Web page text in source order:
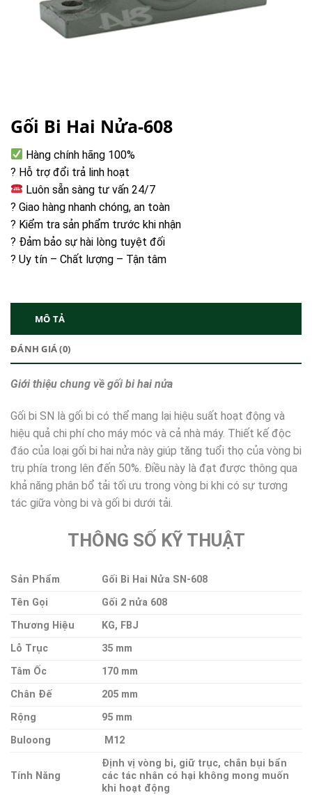
Gối Bi Hai Nửa-608
Hàng chính hãng 100%
? Hỗ trợ đổi trả linh hoạt
Luôn sẵn sàng tư vấn 24/7
? Giao hàng nhanh chóng, an toàn
? Kiểm tra sản phẩm trước khi nhận
? Đảm bảo sự hài lòng tuyệt đối
? Uy tín – Chất lượng – Tận tâm
MÔ TẢ
ĐÁNH GIÁ (0)
Giới thiệu chung về gối bi hai nửa
Gối bi SN là gối bi có thể mang lại hiệu suất hoạt động và
hiệu quả chi phí cho máy móc và cả nhà máy. Thiết kế độc
đáo của loại gối bi hai nửa này giúp tăng tuổi thọ của vòng bi
trụ phía trong lên đến 50%. Điều này là đạt được thông qua
khả năng phân bổ tải tối ưu trong vòng bi khi có sự tương
tác giữa vòng bi và gối bi dưới tải.
THÔNG SỐ KỸ THUẬT
Sản Phẩm
Gối Bi Hai Nửa SN-608
Tên Gọi
Gối 2 nửa 608
Thương Hiệu
KG, FBJ
Lỗ Trục
35 mm
Tâm Ốc
170 mm
Chân Đế
205 mm
Rộng
95 mm
Buloong
M12
Tính Năng
Định vị vòng bi, giữ trục, chắn bụi bẩn
các tác nhân có hại không mong muốn
khi hoạt động